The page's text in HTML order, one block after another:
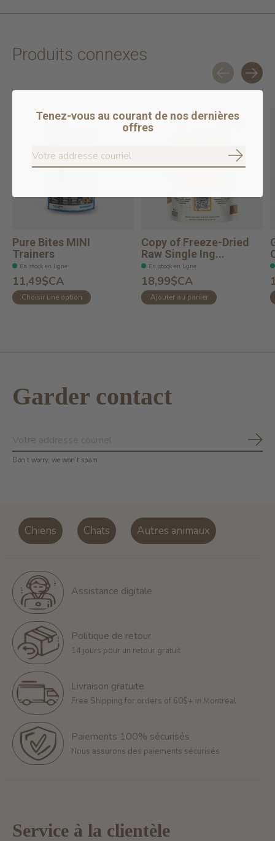
Produits connexes
Carousel items
Pure Bites MINI
Trainers
En stock en ligne
11,49$CA
Choisir une option
Copy of Freeze-Dried
Raw Single Ing...
En stock en ligne
18,99$CA
Ajouter au panier
Garder contact
Don’t worry, we won’t spam
Chiens Chats Autres animaux
Assistance digitale
Politique de retour
14 jours pour un retour gratuit
Livraison gratuite
Free Shipping for orders of 60$+ in Montreal
Paiements 100% sécurisés
Nous assurons des paiements sécurisés
Service à la clientèle
Tenez-vous au courant de nos dernières
offres